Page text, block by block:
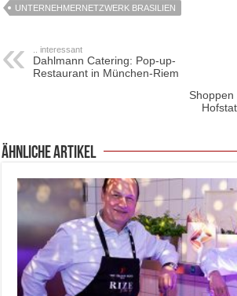
UNTERNEHMERNETZWERK BRASILIEN
.. interessant
Dahlmann Catering: Pop-up-
Restaurant in München-Riem
ähnliche Artikel